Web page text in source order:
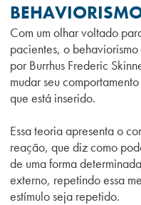
Com um olhar voltado
pacientes, o
por Burrhus Frederic
mudar seu
que está inserido.
Essa teoria apresenta o
reação, que diz como
de uma forma
externo, repetindo essa
estímulo seja repetido.